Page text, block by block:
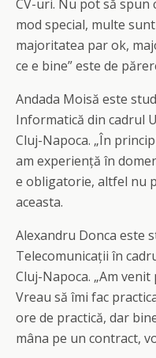
CV-uri. Nu pot să spun
mod special, multe
majoritatea par ok,
ce e bine” este de
Andada Moisă este
Informatică din cadrul
Cluj-Napoca. „În
am experiență în
e obligatorie, altfel nu
aceasta.
Alexandru Donca este
Telecomunicații în
Cluj-Napoca. „Am
Vreau să îmi fac
ore de practică, dar
mâna pe un contract,